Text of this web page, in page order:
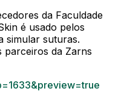
da Faculdade
é usado pelos
simular suturas.
da Zarns